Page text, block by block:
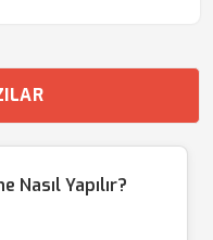
Nasıl Yapılır?